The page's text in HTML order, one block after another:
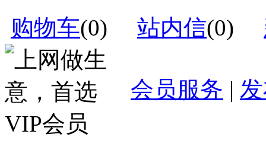
购物车(0) 站内信(0)
会员服务 |